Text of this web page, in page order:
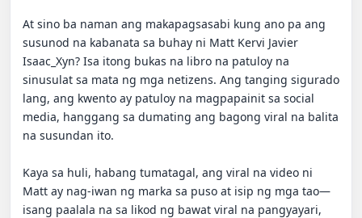
At sino ba naman ang makapagsasabi kung ano pa ang
susunod na kabanata sa buhay ni Matt Kervi Javier
Isaac_Xyn? Isa itong bukas na libro na patuloy na
sinusulat sa mata ng mga netizens. Ang tanging sigurado
lang, ang kwento ay patuloy na magpapainit sa social
media, hanggang sa dumating ang bagong viral na balita
na susundan ito.
Kaya sa huli, habang tumatagal, ang viral na video ni
Matt ay nag-iwan ng marka sa puso at isip ng mga tao—
isang paalala na sa likod ng bawat viral na pangyayari,